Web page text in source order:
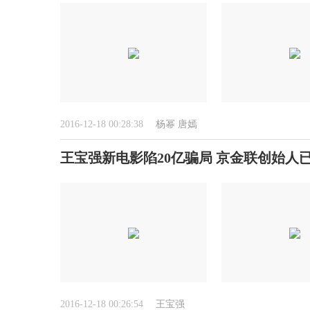
2016-12-18 00:28:38 杨幂 唐嫣
王宝强新电影陷20亿骗局 京金联创始人
2016-12-18 00:26:54 王宝强